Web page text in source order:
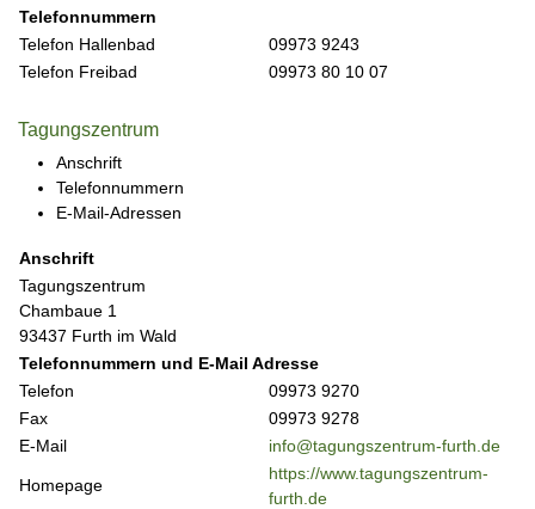
Telefonnummern
Telefon Hallenbad
09973 9243
Telefon Freibad
09973 80 10 07
Tagungszentrum
Anschrift
Telefonnummern
E-Mail-Adressen
Anschrift
Tagungszentrum
Chambaue 1
93437 Furth im Wald
Telefonnummern und E-Mail Adresse
Telefon
09973 9270
Fax
09973 9278
E-Mail
info@tagungszentrum-furth.de
Homepage
https://www.tagungszentrum-
furth.de